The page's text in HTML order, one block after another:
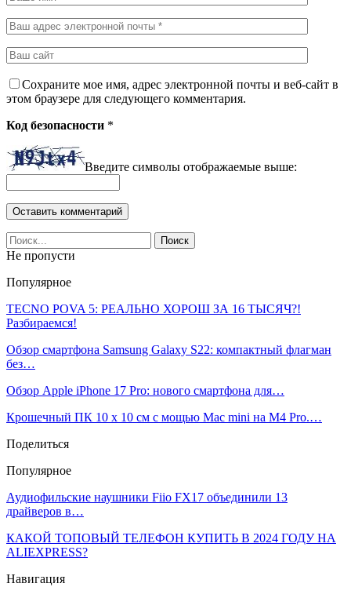
Сохраните мое имя, адрес электронной почты и веб-сайт в
этом браузере для следующего комментария.
Код безопасности *
Введите символы отображаемые выше:
Не пропусти
Популярное
TECNO POVA 5: РЕАЛЬНО ХОРОШ ЗА 16 ТЫСЯЧ?!
Разбираемся!
Обзор смартфона Samsung Galaxy S22: компактный флагман
без…
Обзор Apple iPhone 17 Pro: нового смартфона для…
Крошечный ПК 10 х 10 см с мощью Mac mini на M4 Pro.…
Поделиться
Популярное
Аудиофильские наушники Fiio FX17 объединили 13
драйверов в…
КАКОЙ ТОПОВЫЙ ТЕЛЕФОН КУПИТЬ В 2024 ГОДУ НА
ALIEXPRESS?
Навигация